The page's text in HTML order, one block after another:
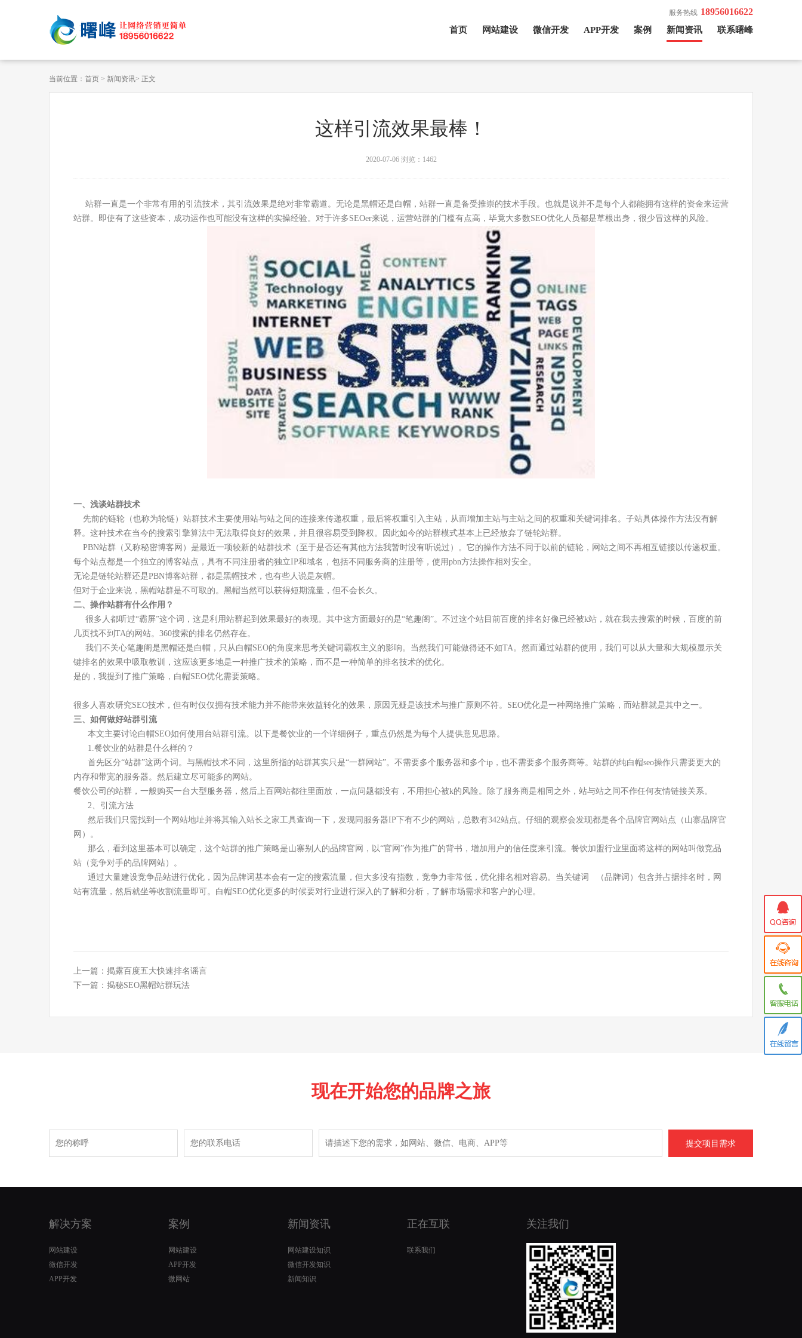
首页 网站建设 微信开发 APP开发 案例 新闻资讯 联系曙峰
服务热线 18956016622
当前位置： 首页 > 新闻资讯> 正文
这样引流效果最棒！
2020-07-06 浏览：1462
站群一直是一个非常有用的引流技术，其引流效果是绝对非常霸道。无论是黑帽还是白帽，站群一直是备受推崇的技术手段。也就是说并不是每个人都能拥有这样的资金来运营
站群。即使有了这些资本，成功运作也可能没有这样的实操经验。对于许多SEOer来说，运营站群的门槛有点高，毕竟大多数SEO优化人员都是草根出身，很少冒这样的风险。
一、浅谈站群技术
先前的链轮（也称为轮链）站群技术主要使用站与站之间的连接来传递权重，最后将权重引入主站，从而增加主站与主站之间的权重和关键词排名。子站具体操作方法没有解
释。这种技术在当今的搜索引擎算法中无法取得良好的效果，并且很容易受到降权。因此如今的站群模式基本上已经放弃了链轮站群。
PBN站群（又称秘密博客网）是最近一项较新的站群技术（至于是否还有其他方法我暂时没有听说过）。它的操作方法不同于以前的链轮，网站之间不再相互链接以传递权重。
每个站点都是一个独立的博客站点，具有不同注册者的独立IP和域名，包括不同服务商的注册等，使用pbn方法操作相对安全。
无论是链轮站群还是PBN博客站群，都是黑帽技术，也有些人说是灰帽。
但对于企业来说，黑帽站群是不可取的。黑帽当然可以获得短期流量，但不会长久。
二、操作站群有什么作用？
很多人都听过“霸屏”这个词，这是利用站群起到效果最好的表现。其中这方面最好的是“笔趣阁”。不过这个站目前百度的排名好像已经被k站，就在我去搜索的时候，百度的前
几页找不到TA的网站。360搜索的排名仍然存在。
我们不关心笔趣阁是黑帽还是白帽，只从白帽SEO的角度来思考关键词霸权主义的影响。当然我们可能做得还不如TA。然而通过站群的使用，我们可以从大量和大规模显示关
键排名的效果中吸取教训，这应该更多地是一种推广技术的策略，而不是一种简单的排名技术的优化。
是的，我提到了推广策略，白帽SEO优化需要策略。
很多人喜欢研究SEO技术，但有时仅仅拥有技术能力并不能带来效益转化的效果，原因无疑是该技术与推广原则不符。SEO优化是一种网络推广策略，而站群就是其中之一。
三、如何做好站群引流
本文主要讨论白帽SEO如何使用台站群引流。以下是餐饮业的一个详细例子，重点仍然是为每个人提供意见思路。
1.餐饮业的站群是什么样的？
首先区分“站群”这两个词。与黑帽技术不同，这里所指的站群其实只是“一群网站”。不需要多个服务器和多个ip，也不需要多个服务商等。站群的纯白帽seo操作只需要更大的
内存和带宽的服务器。然后建立尽可能多的网站。
餐饮公司的站群，一般购买一台大型服务器，然后上百网站都往里面放，一点问题都没有，不用担心被k的风险。除了服务商是相同之外，站与站之间不作任何友情链接关系。
2、引流方法
然后我们只需找到一个网站地址并将其输入站长之家工具查询一下，发现同服务器IP下有不少的网站，总数有342站点。仔细的观察会发现都是各个品牌官网站点（山寨品牌官
网）。
那么，看到这里基本可以确定，这个站群的推广策略是山寨别人的品牌官网，以“官网”作为推广的背书，增加用户的信任度来引流。餐饮加盟行业里面将这样的网站叫做竞品
站（竞争对手的品牌网站）。
通过大量建设竞争品站进行优化，因为品牌词基本会有一定的搜索流量，但大多没有指数，竞争力非常低，优化排名相对容易。当关键词 （品牌词）包含并占据排名时，网
站有流量，然后就坐等收割流量即可。白帽SEO优化更多的时候要对行业进行深入的了解和分析，了解市场需求和客户的心理。
上一篇： 揭露百度五大快速排名谣言
下一篇： 揭秘SEO黑帽站群玩法
现在开始您的品牌之旅
提交项目需求
解决方案
网站建设
微信开发
APP开发
案例
网站建设
APP开发
微网站
新闻资讯
网站建设知识
微信开发知识
新闻知识
正在互联
联系我们
关注我们